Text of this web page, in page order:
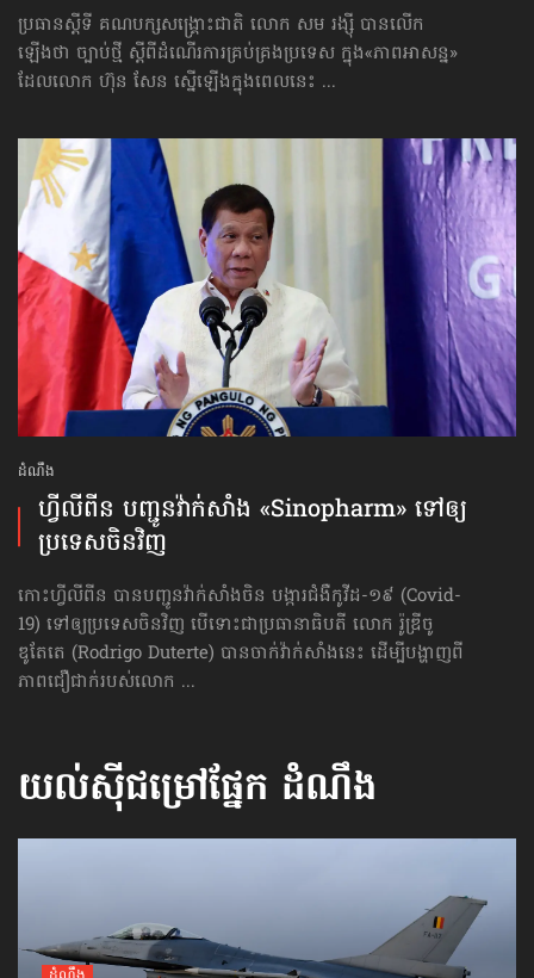
ប្រធានស្ដីទី គណបក្សសង្គ្រោះជាតិ លោក សម រង្ស៊ី បានលើក
ឡើងថា ច្បាប់ថ្មី ស្ដីពីដំណើរការគ្រប់គ្រងប្រទេស ក្នុង«ភាពអាសន្ន»
ដែលលោក ហ៊ុន សែន ស្នើឡើងក្នុងពេលនេះ ...
ដំណឹង
ហ្វីលីពីន បញ្ជូនវ៉ាក់សាំង «Sinopharm» ទៅឲ្យ​
ប្រទេសចិ​នវិញ
កោះហ្វីលីពីន បានបញ្ជូនវ៉ាក់សាំងចិន បង្ការជំងឺកូវីដ-១៩ (Covid-
19) ទៅឲ្យ​ប្រទេសចិ​នវិញ បើទោះជាប្រធានាធិបតី លោក រ៉ូឌ្រីចូ
ឌូតែតេ (Rodrigo Duterte) បានចាក់វ៉ាក់សាំងនេះ ដើម្បីបង្ហាញពី
ភាពជឿជាក់របស់លោក ...
យល់ស៊ីជម្រៅផ្នែក ដំណឹង